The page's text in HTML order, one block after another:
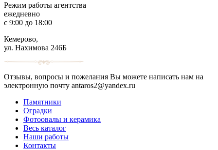
Режим работы агентства
ежедневно
с 9:00 до 18:00
Кемерово,
ул. Нахимова 246Б
Отзывы, вопросы и пожелания Вы можете написать нам на
электронную почту antaros2@yandex.ru
Памятники
Оградки
Фотоовалы и керамика
Весь каталог
Наши работы
Контакты